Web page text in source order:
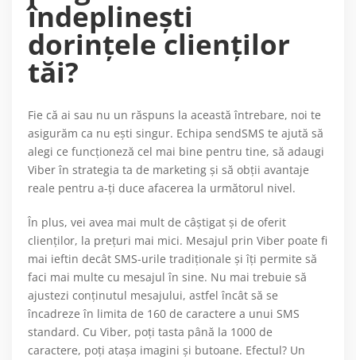
îndeplineşti
dorinţele clienţilor
tăi?
Fie că ai sau nu un răspuns la această întrebare, noi te
asigurăm ca nu eşti singur. Echipa sendSMS te ajută să
alegi ce funcţioneză cel mai bine pentru tine, să adaugi
Viber în strategia ta de marketing şi să obţii avantaje
reale pentru a-ţi duce afacerea la următorul nivel.
În plus, vei avea mai mult de câştigat şi de oferit
clienţilor, la preţuri mai mici. Mesajul prin Viber poate fi
mai ieftin decât SMS-urile tradiţionale şi îţi permite să
faci mai multe cu mesajul în sine. Nu mai trebuie să
ajustezi conţinutul mesajului, astfel încât să se
încadreze în limita de 160 de caractere a unui SMS
standard. Cu Viber, poţi tasta până la 1000 de
caractere, poţi ataşa imagini şi butoane. Efectul? Un